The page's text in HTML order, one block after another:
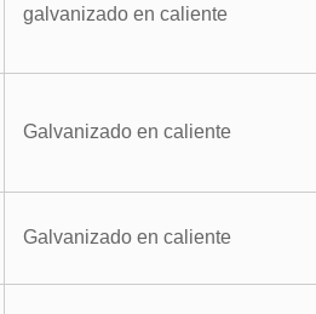
galvanizado en caliente
Galvanizado en caliente
Galvanizado en caliente